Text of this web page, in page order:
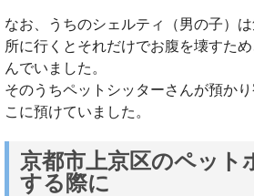
なお、うちのシェルティ（男の子）
所に行くとそれだけでお腹を壊すた
んでいました。
そのうちペットシッターさんが預か
こに預けていました。
京都市上京区のペット
する際に